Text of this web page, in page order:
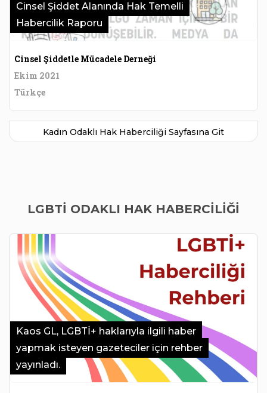
Cinsel Şiddet Alanında Hak Temelli
Habercilik Raporu
Cinsel Şiddetle Mücadele Derneği
Ekim 2021
Türkçe
Kadın Odaklı Hak Haberciliği Sayfasına Git
LGBTI ODAKLI HAK HABERCILIĞI
Kaos GL, LGBTİ+ haklarıyla ilgili haber
yapmak isteyen gazeteciler için rehber
yayınladı.